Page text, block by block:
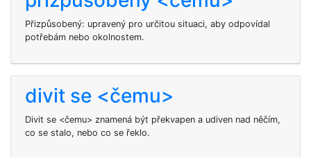
Přizpůsobený: upravený pro určitou situaci, aby odpovídal
potřebám nebo okolnostem.
divit se <čemu>
Divit se <čemu> znamená být překvapen a udiven nad něčím,
co se stalo, nebo co se řeklo.